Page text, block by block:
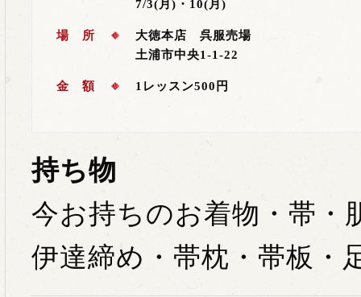
7/3(月)・10(月)
場 所
大徳本店 呉服売場
土浦市中央1-1-22
金 額 1レッスン500円
持ち物
今お持ちのお着物・帯・
伊達締め・帯枕・帯板・